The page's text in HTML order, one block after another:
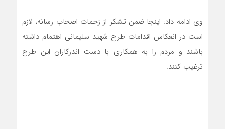
وی ادامه داد: اینجا ضمن تشکر از زحمات اصحاب رسانه، لازم
است در انعکاس اقدامات طرح شهید سلیمانی اهتمام داشته
باشند و مردم را به همکاری با دست اندرکاران این طرح
ترغیب کنند.